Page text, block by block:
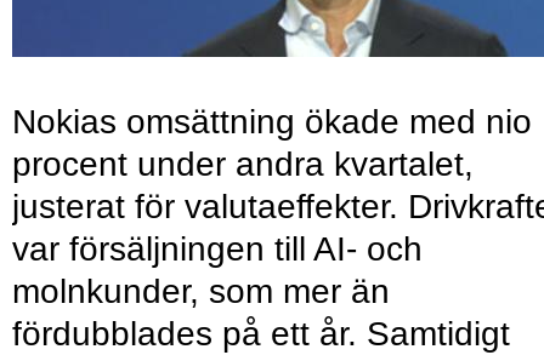
Nokias omsättning ökade med nio
procent under andra kvartalet,
justerat för valutaeffekter.
var försäljningen till AI- och
molnkunder, som mer än
fördubblades på ett år. Samtidigt